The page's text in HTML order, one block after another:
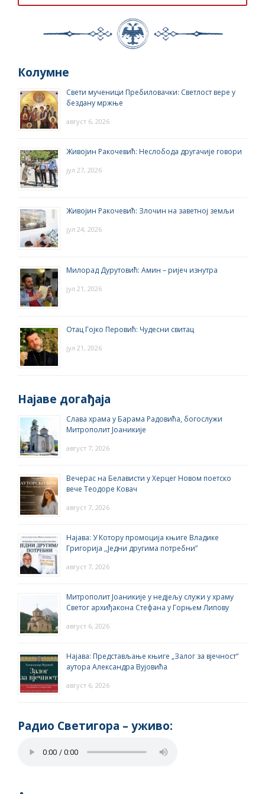
Колумне
Свети мученици Пребиловачки: Светлост вере у
бездану мржње
август 6, 2026
Живојин Ракочевић: Неслобода другачије говори
јул 27, 2026
Живојин Ракочевић: Злочин на заветној земљи
јул 24, 2026
Милорад Дурутовић: Амин – ријеч изнутра
јул 21, 2026
Отац Гојко Перовић: Чудесни свитац
јул 21, 2026
Најаве догађаја
Слава храма у Барама Радовића, богослужи
Митрополит Јоаникије
август 7, 2026
Вечерас на Белависти у Херцег Новом поетско
вече Теодоре Ковач
август 7, 2026
Најава: У Котору промоција књиге Владике
Григорија ,,Једни другима потребни”
август 7, 2026
Митрополит Јоаникије у недјељу служи у храму
Светог архиђакона Стефана у Горњем Липову
август 6, 2026
Најава: Представљање књиге „Залог за вјечност“
аутора Александра Вујовића
август 6, 2026
Радио Светигора – yживо: